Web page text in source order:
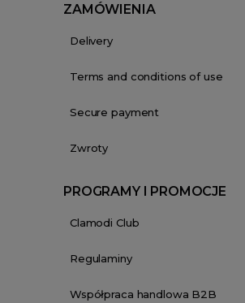
ZAMÓWIENIA
Delivery
Terms and conditions of use
Secure payment
Zwroty
PROGRAMY I PROMOCJE
Clamodi Club
Regulaminy
Współpraca handlowa B2B